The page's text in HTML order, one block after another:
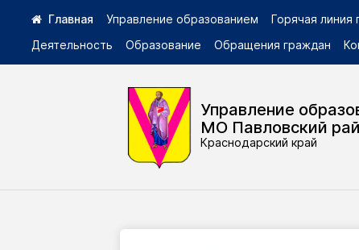
Управление
МО Павловский
Краснодарский край
Управление образованием Горячая линия
Деятельность
Образование Обращения граждан